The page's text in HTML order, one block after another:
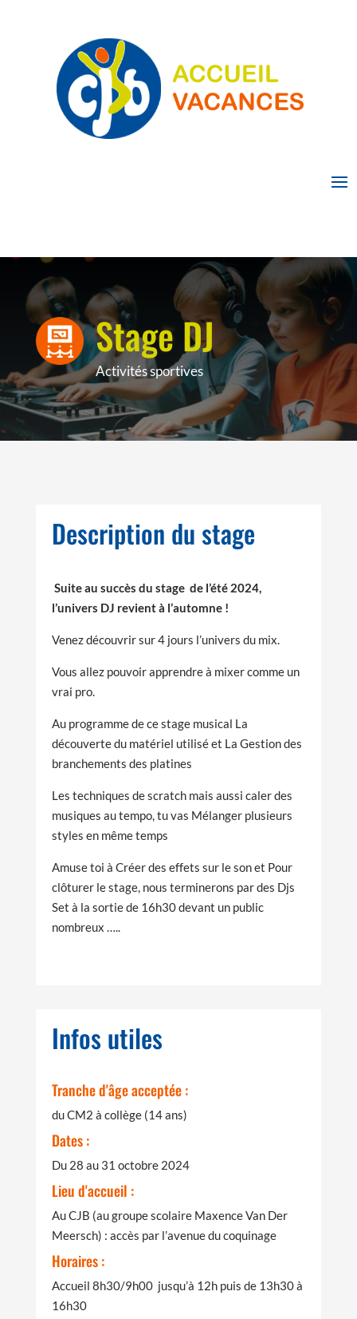
Stage DJ
Activités sportives
Description du stage
Suite au succès du stage de l’été 2024,
l’univers DJ revient à l’automne !
Venez découvrir sur 4 jours l’univers du mix.
Vous allez pouvoir apprendre à mixer comme un
vrai pro.
Au programme de ce stage musical La
découverte du matériel utilisé et La Gestion des
branchements des platines
Les techniques de scratch mais aussi caler des
musiques au tempo, tu vas Mélanger plusieurs
styles en même temps
Amuse toi à Créer des effets sur le son et Pour
clôturer le stage, nous terminerons par des Djs
Set à la sortie de 16h30 devant un public
nombreux …..
Infos utiles
Tranche d'âge acceptée :
du CM2 à collège (14 ans)
Dates :
Du 28 au 31 octobre 2024
Lieu d'accueil :
Au CJB (au groupe scolaire Maxence Van Der
Meersch) : accès par l’avenue du coquinage
Horaires :
Accueil 8h30/9h00 jusqu’à 12h puis de 13h30 à
16h30